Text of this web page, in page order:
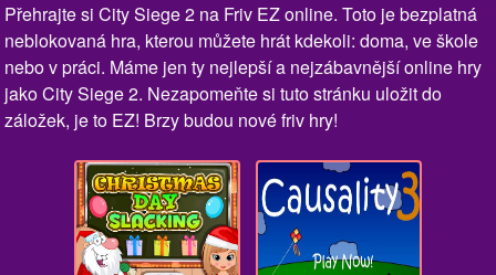
Přehrajte si City Siege 2 na Friv EZ online. Toto je bezplatná
neblokovaná hra, kterou můžete hrát kdekoli: doma, ve škole
nebo v práci. Máme jen ty nejlepší a nejzábavnější online hry
jako City Siege 2. Nezapomeňte si tuto stránku uložit do
záložek, je to EZ! Brzy budou nové friv hry!